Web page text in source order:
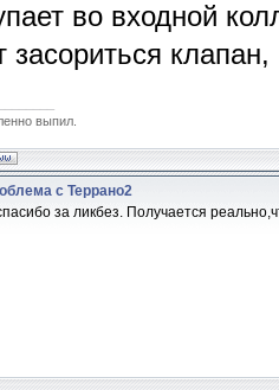
во входной
засориться
выпил.
с Террано2
за ликбез. Получается